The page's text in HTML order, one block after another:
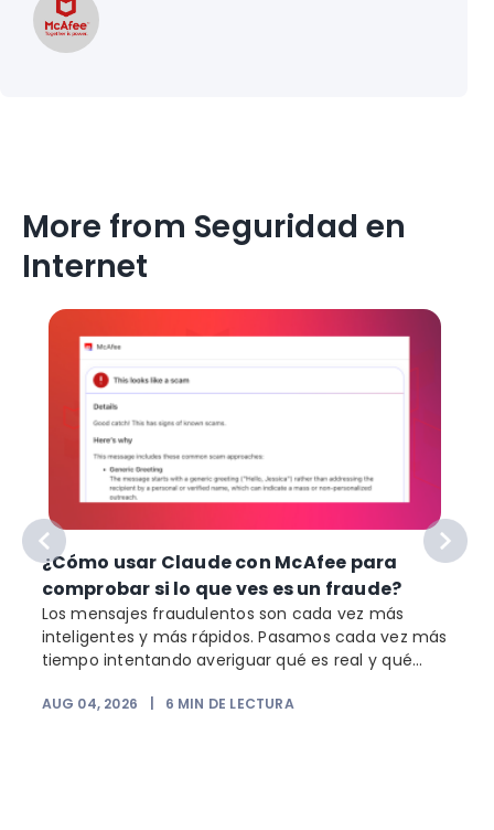
More from Seguridad en
Internet
¿Cómo usar Claude con McAfee para
comprobar si lo que ves es un fraude?
Los mensajes fraudulentos son cada vez más
inteligentes y más rápidos. Pasamos cada vez más
tiempo intentando averiguar qué es real y qué...
AUG 04, 2026 6 MIN DE LECTURA